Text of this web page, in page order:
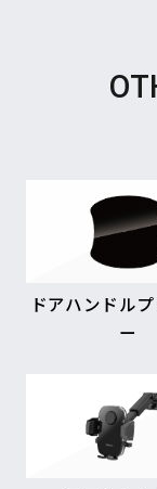
ドアハンドル
ー